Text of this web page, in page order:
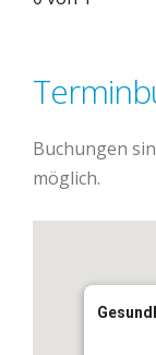
Buchungen
möglich.